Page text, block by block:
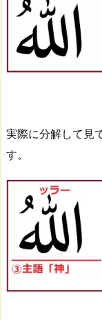
実際に分解して見
す。